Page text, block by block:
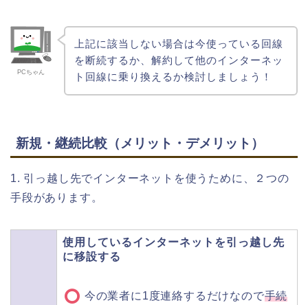
PCちゃん
上記に該当しない場合は今使っている回線
を断続するか、解約して他のインターネッ
ト回線に乗り換えるか検討しましょう！
新規・継続比較（メリット・デメリット）
1. 引っ越し先でインターネットを使うために、２つの
手段があります。
使用しているインターネットを引っ越し先
に移設する
今の業者に1度連絡するだけなので手続